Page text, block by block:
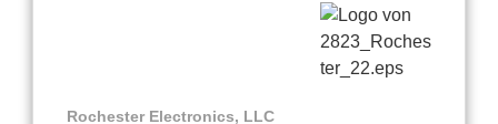
Rochester Electronics, LLC